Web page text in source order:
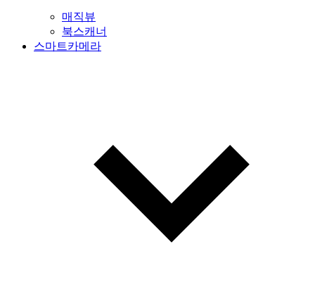
매직뷰
북스캐너
스마트카메라